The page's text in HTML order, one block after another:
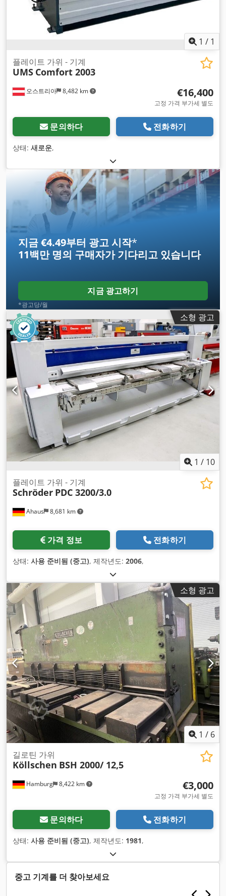
1 / 1
오스트리아 8,482 km
플레이트 가위 - 기계
UMS Comfort 2003
€16,400
고정 가격 부가세 별도
문의하다 전화하기
상태: 새로운,
지금 €4.49부터 광고 시작*
11백만 명의 구매자가 기다리고 있습니다
지금 광고하기
*광고당/월
소형 광고
1 / 10
Ahaus 8,681 km
플레이트 가위 - 기계
Schröder PDC 3200/3.0
가격 정보 전화하기
상태: 사용 준비됨 (중고), 제작년도: 2006,
소형 광고
1 / 6
Hamburg 8,422 km
길로틴 가위
Köllschen BSH 2000/ 12,5
€3,000
고정 가격 부가세 별도
문의하다 전화하기
상태: 사용 준비됨 (중고), 제작년도: 1981,
중고 기계를 더 찾아보세요